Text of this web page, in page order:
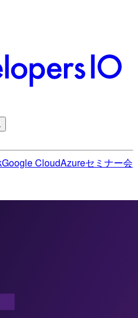
Google CloudAzureセミナー会